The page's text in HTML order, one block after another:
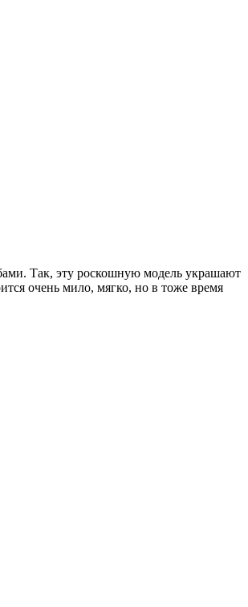
Так, эту роскошную модель украшают
очень мило, мягко, но в тоже время